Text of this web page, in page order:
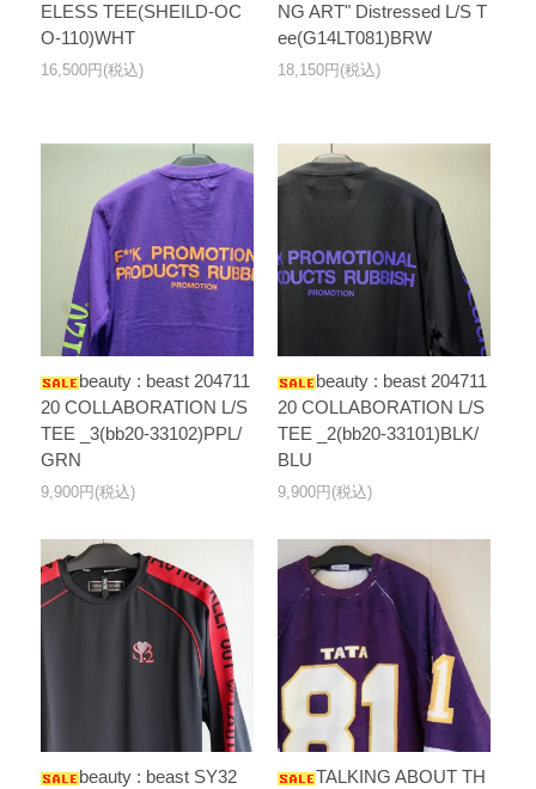
ELESS TEE(SHEILD-OC
O-110)WHT
16,500円(税込)
NG ART" Distressed L/S T
ee(G14LT081)BRW
18,150円(税込)
beauty : beast 204711
20 COLLABORATION L/S
TEE _3(bb20-33102)PPL/
GRN
9,900円(税込)
beauty : beast 204711
20 COLLABORATION L/S
TEE _2(bb20-33101)BLK/
BLU
9,900円(税込)
beauty : beast SY32
TALKING ABOUT TH